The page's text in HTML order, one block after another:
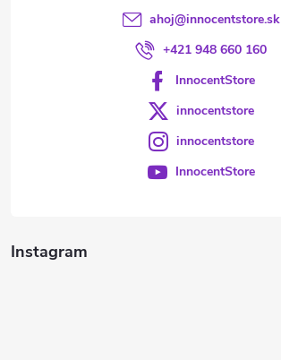
Instagram
ahoj@innocentstore.sk
+421 948 660 160
InnocentStore
innocentstore
innocentstore
InnocentStore